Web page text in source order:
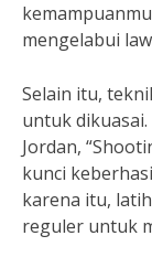
mengelabui
Selain itu,
untuk
Jordan,
kunci
karena itu,
reguler untuk